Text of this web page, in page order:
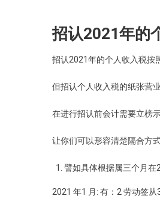
招认2021年的
招认2021年的个人收入税按
但招认个人收入税的纸张营
在进行招认前会计需要立榜
让你们可以形容清楚隔合方
譬如具体根据属三个月在
2021 年1 月: 有：2 劳动签